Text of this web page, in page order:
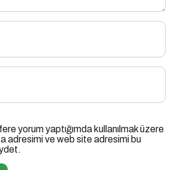
yorum yaptığımda kullanılmak üzere
adresimi ve web site adresimi bu